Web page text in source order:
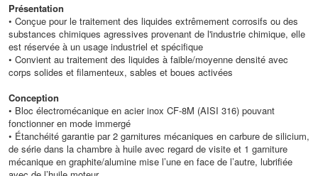
Présentation
• Conçue pour le traitement des liquides extrêmement corrosifs ou des
substances chimiques agressives provenant de l'industrie chimique, elle
est réservée à un usage industriel et spécifique
• Convient au traitement des liquides à faible/moyenne densité avec
corps solides et filamenteux, sables et boues activées
Conception
• Bloc électromécanique en acier inox CF-8M (AISI 316) pouvant
fonctionner en mode immergé
• Étanchéité garantie par 2 garnitures mécaniques en carbure de silicium,
de série dans la chambre à huile avec regard de visite et 1 garniture
mécanique en graphite/alumine mise l’une en face de l’autre, lubrifiée